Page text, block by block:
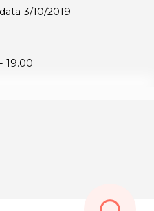
3/10/2019
19.00
17.00